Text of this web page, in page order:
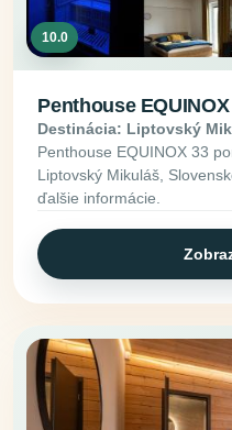
10.0
Penthouse EQUINOX
Destinácia: Liptovský
Penthouse EQUINOX 33
Liptovský Mikuláš,
ďalšie informácie.